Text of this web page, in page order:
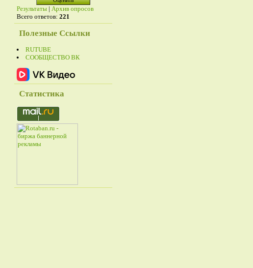
Результаты | Архив опросов
Всего ответов: 221
Полезные Ссылки
RUTUBE
СООБЩЕСТВО ВК
Статистика